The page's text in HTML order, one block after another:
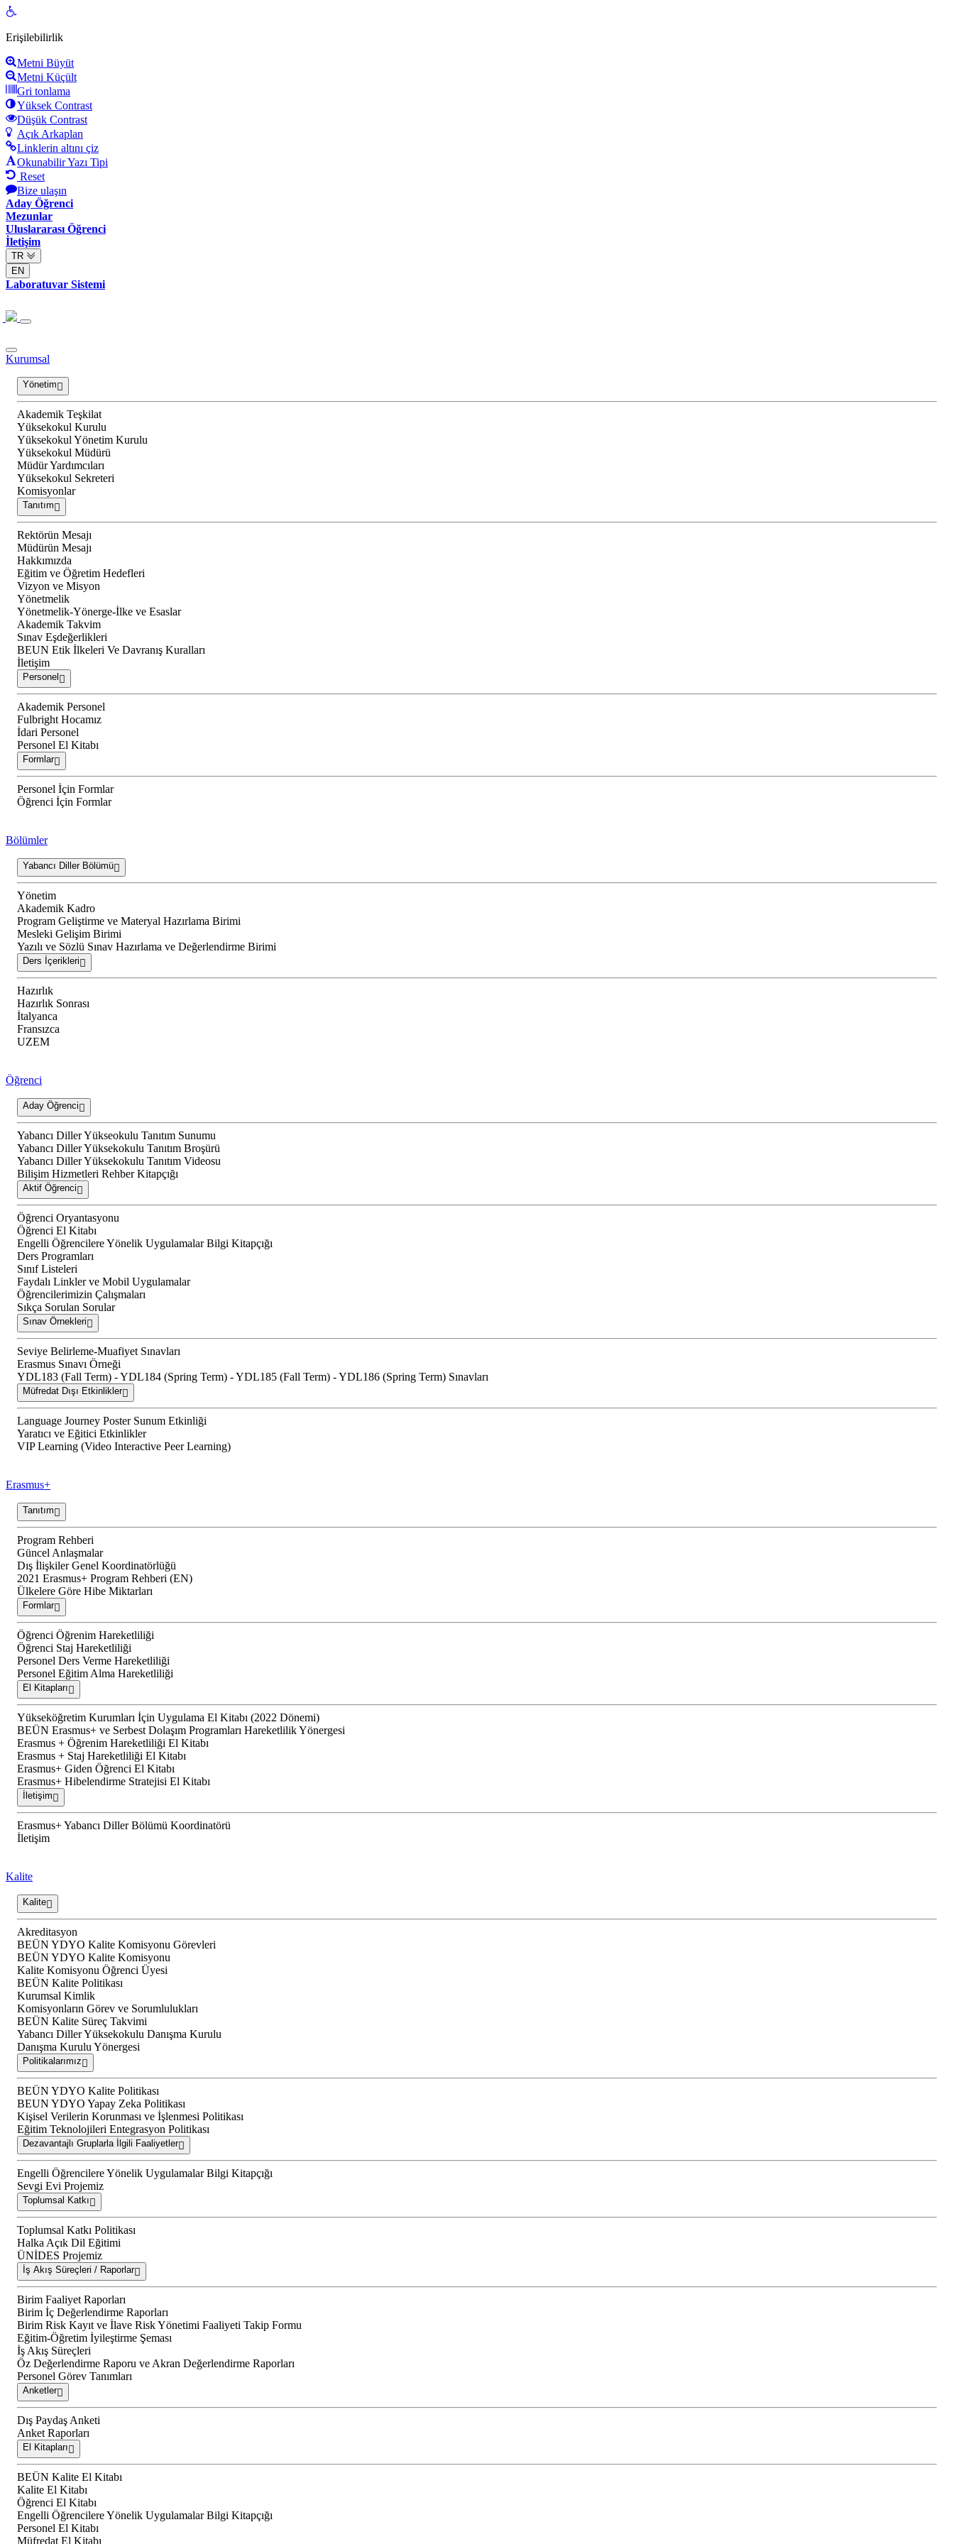
Open
Erişilebilirlik
Metni Büyüt
Metni Küçült
Gri tonlama
Yüksek Contrast
Düşük Contrast
Açık Arkaplan
Linklerin altını çiz
Okunabilir Yazı Tipi
Reset
Bize ulaşın
Aday Öğrenci
Mezunlar
Uluslararası Öğrenci
İletişim
TR
EN
Laboratuvar Sistemi
Kurumsal
Yönetim
Akademik Teşkilat
Yüksekokul Kurulu
Yüksekokul Yönetim Kurulu
Yüksekokul Müdürü
Müdür Yardımcıları
Yüksekokul Sekreteri
Komisyonlar
Tanıtım
Rektörün Mesajı
Müdürün Mesajı
Hakkımızda
Eğitim ve Öğretim Hedefleri
Vizyon ve Misyon
Yönetmelik
Yönetmelik-Yönerge-İlke ve Esaslar
Akademik Takvim
Sınav Eşdeğerlikleri
BEUN Etik İlkeleri Ve Davranış Kuralları
İletişim
Personel
Akademik Personel
Fulbright Hocamız
İdari Personel
Personel El Kitabı
Formlar
Personel İçin Formlar
Öğrenci İçin Formlar
Bölümler
Yabancı Diller Bölümü
Yönetim
Akademik Kadro
Program Geliştirme ve Materyal Hazırlama Birimi
Mesleki Gelişim Birimi
Yazılı ve Sözlü Sınav Hazırlama ve Değerlendirme Birimi
Ders İçerikleri
Hazırlık
Hazırlık Sonrası
İtalyanca
Fransızca
UZEM
Öğrenci
Aday Öğrenci
Yabancı Diller Yükseokulu Tanıtım Sunumu
Yabancı Diller Yüksekokulu Tanıtım Broşürü
Yabancı Diller Yüksekokulu Tanıtım Videosu
Bilişim Hizmetleri Rehber Kitapçığı
Aktif Öğrenci
Öğrenci Oryantasyonu
Öğrenci El Kitabı
Engelli Öğrencilere Yönelik Uygulamalar Bilgi Kitapçığı
Ders Programları
Sınıf Listeleri
Faydalı Linkler ve Mobil Uygulamalar
Öğrencilerimizin Çalışmaları
Sıkça Sorulan Sorular
Sınav Örnekleri
Seviye Belirleme-Muafiyet Sınavları
Erasmus Sınavı Örneği
YDL183 (Fall Term) - YDL184 (Spring Term) - YDL185 (Fall Term) - YDL186 (Spring Term) Sınavları
Müfredat Dışı Etkinlikler
Language Journey Poster Sunum Etkinliği
Yaratıcı ve Eğitici Etkinlikler
VIP Learning (Video Interactive Peer Learning)
Erasmus+
Tanıtım
Program Rehberi
Güncel Anlaşmalar
Dış İlişkiler Genel Koordinatörlüğü
2021 Erasmus+ Program Rehberi (EN)
Ülkelere Göre Hibe Miktarları
Formlar
Öğrenci Öğrenim Hareketliliği
Öğrenci Staj Hareketliliği
Personel Ders Verme Hareketliliği
Personel Eğitim Alma Hareketliliği
El Kitapları
Yükseköğretim Kurumları İçin Uygulama El Kitabı (2022 Dönemi)
BEÜN Erasmus+ ve Serbest Dolaşım Programları Hareketlilik Yönergesi
Erasmus + Öğrenim Hareketliliği El Kitabı
Erasmus + Staj Hareketliliği El Kitabı
Erasmus+ Giden Öğrenci El Kitabı
Erasmus+ Hibelendirme Stratejisi El Kitabı
İletişim
Erasmus+ Yabancı Diller Bölümü Koordinatörü
İletişim
Kalite
Kalite
Akreditasyon
BEÜN YDYO Kalite Komisyonu Görevleri
BEÜN YDYO Kalite Komisyonu
Kalite Komisyonu Öğrenci Üyesi
BEÜN Kalite Politikası
Kurumsal Kimlik
Komisyonların Görev ve Sorumlulukları
BEÜN Kalite Süreç Takvimi
Yabancı Diller Yüksekokulu Danışma Kurulu
Danışma Kurulu Yönergesi
Politikalarımız
BEÜN YDYO Kalite Politikası
BEUN YDYO Yapay Zeka Politikası
Kişisel Verilerin Korunması ve İşlenmesi Politikası
Eğitim Teknolojileri Entegrasyon Politikası
Dezavantajlı Gruplarla İlgili Faaliyetler
Engelli Öğrencilere Yönelik Uygulamalar Bilgi Kitapçığı
Sevgi Evi Projemiz
Toplumsal Katkı
Toplumsal Katkı Politikası
Halka Açık Dil Eğitimi
ÜNİDES Projemiz
İş Akış Süreçleri / Raporlar
Birim Faaliyet Raporları
Birim İç Değerlendirme Raporları
Birim Risk Kayıt ve İlave Risk Yönetimi Faaliyeti Takip Formu
Eğitim-Öğretim İyileştirme Şeması
İş Akış Süreçleri
Öz Değerlendirme Raporu ve Akran Değerlendirme Raporları
Personel Görev Tanımları
Anketler
Dış Paydaş Anketi
Anket Raporları
El Kitapları
BEÜN Kalite El Kitabı
Kalite El Kitabı
Öğrenci El Kitabı
Engelli Öğrencilere Yönelik Uygulamalar Bilgi Kitapçığı
Personel El Kitabı
Müfredat El Kitabı